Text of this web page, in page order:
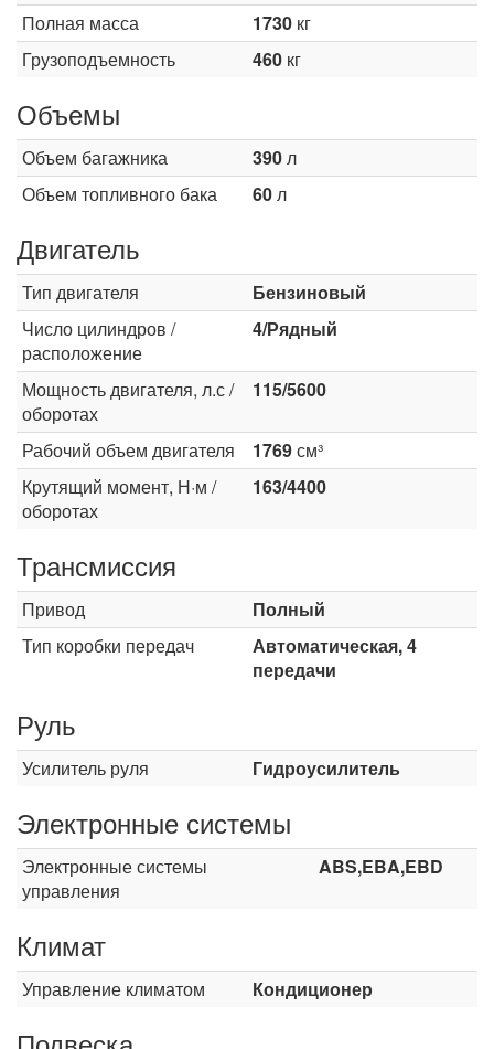
Полная масса
1730 кг
Грузоподъемность
460 кг
Объемы
Объем багажника 390л
Объем топливного бака
60л
Двигатель
Тип двигателя
Бензиновый
Число цилиндров /
расположение
4/Рядный
Мощность двигателя, л.с /
оборотах
115/5600
Рабочий объем двигателя 1769см³
Крутящий момент, Н·м /
оборотах
163/4400
Трансмиссия
Привод
Полный
Тип коробки передач
Автоматическая, 4
передачи
Руль
Усилитель руля Гидроусилитель
Электронные системы
Электронные системы
управления
ABS,EBA,EBD
Климат
Управление климатом Кондиционер